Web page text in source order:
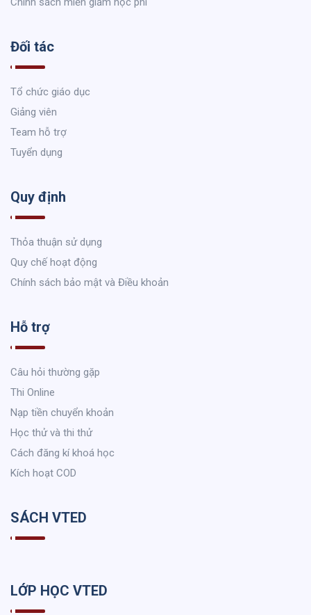
Đối tác
Tổ chức giáo dục
Giảng viên
Team hỗ trợ
Tuyển dụng
Quy định
Thỏa thuận sử dụng
Quy chế hoạt động
Chính sách bảo mật và Điều khoản
Hỗ trợ
Câu hỏi thường gặp
Thi Online
Nạp tiền chuyển khoản
Học thử và thi thử
Cách đăng kí khoá học
Kích hoạt COD
SÁCH VTED
LỚP HỌC VTED